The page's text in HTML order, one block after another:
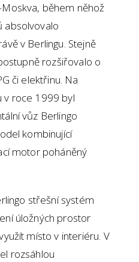
během něhož
absolvovalo
v Berlingu. Stejně
rozšiřovalo o
či elektřinu. Na
v roce 1999 byl
vůz Berlingo
kombinující
motor poháněný
střešní systém
úložných prostor
místo v interiéru. V
rozsáhlou